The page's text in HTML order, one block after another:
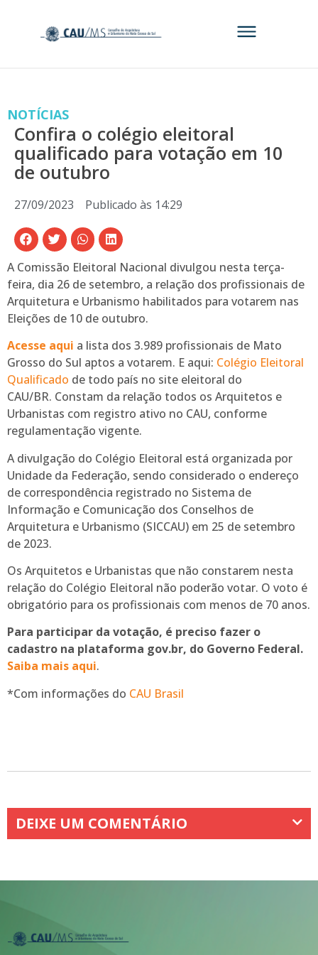
NOTÍCIAS
Confira o colégio eleitoral
qualificado para votação em 10
de outubro
27/09/2023 Publicado às 14:29
A Comissão Eleitoral Nacional divulgou nesta terça-
feira, dia 26 de setembro, a relação dos profissionais de
Arquitetura e Urbanismo habilitados para votarem nas
Eleições de 10 de outubro.
Acesse aqui a lista dos 3.989 profissionais de Mato
Grosso do Sul aptos a votarem. E aqui: Colégio Eleitoral
Qualificado de todo país no site eleitoral do
CAU/BR. Constam da relação todos os Arquitetos e
Urbanistas com registro ativo no CAU, conforme
regulamentação vigente.
A divulgação do Colégio Eleitoral está organizada por
Unidade da Federação, sendo considerado o endereço
de correspondência registrado no Sistema de
Informação e Comunicação dos Conselhos de
Arquitetura e Urbanismo (SICCAU) em 25 de setembro
de 2023.
Os Arquitetos e Urbanistas que não constarem nesta
relação do Colégio Eleitoral não poderão votar. O voto é
obrigatório para os profissionais com menos de 70 anos.
Para participar da votação, é preciso fazer o
cadastro na plataforma gov.br, do Governo Federal.
Saiba mais aqui.
*Com informações do CAU Brasil
DEIXE UM COMENTÁRIO